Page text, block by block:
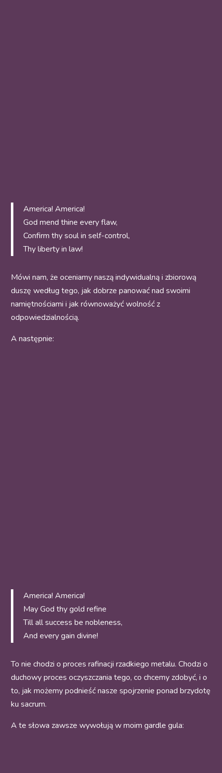
America! America!
God mend thine every flaw,
Confirm thy soul in self-control,
Thy liberty in law!
Mówi nam, że oceniamy naszą indywidualną i zbiorową
duszę według tego, jak dobrze panować nad swoimi
namiętnościami i jak równoważyć wolność z
odpowiedzialnością.
A następnie:
America! America!
May God thy gold refine
Till all success be nobleness,
And every gain divine!
To nie chodzi o proces rafinacji rzadkiego metalu. Chodzi o
duchowy proces oczyszczania tego, co chcemy zdobyć, i o
to, jak możemy podnieść nasze spojrzenie ponad brzydotę
ku sacrum.
A te słowa zawsze wywołują w moim gardle gula: